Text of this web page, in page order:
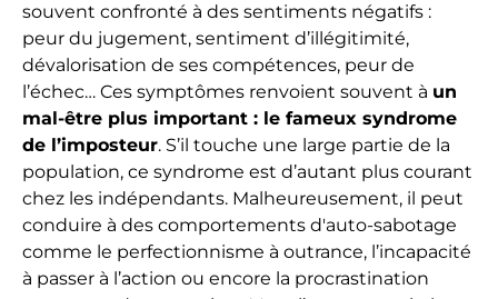
souvent confronté à des sentiments négatifs :
peur du jugement, sentiment d’illégitimité,
dévalorisation de ses compétences, peur de
l’échec… Ces symptômes renvoient souvent à un
mal-être plus important : le fameux syndrome
de l’imposteur. S’il touche une large partie de la
population, ce syndrome est d’autant plus courant
chez les indépendants. Malheureusement, il peut
conduire à des comportements d'auto-sabotage
comme le perfectionnisme à outrance, l’incapacité
à passer à l’action ou encore la procrastination